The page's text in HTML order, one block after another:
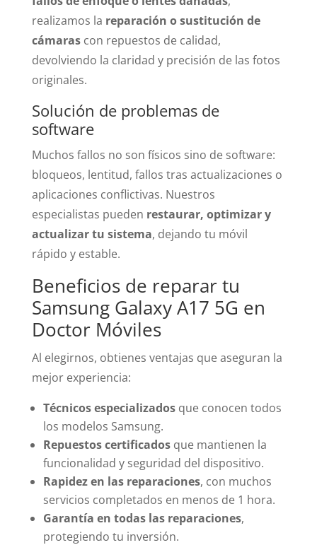
realizamos la reparación o sustitución de
cámarascon repuestos de calidad,
devolviendo la claridad y precisión de las fotos
originales.
Solución de problemas de
software
Muchos fallos no son físicos sino de software:
bloqueos, lentitud, fallos tras actualizaciones o
aplicaciones conflictivas. Nuestros
especialistas pueden restaurar, optimizar y
actualizar tu sistema, dejando tu móvil
rápido y estable.
Beneficios de reparar tu
Samsung Galaxy A17 5G en
Doctor Móviles
Al elegirnos, obtienes ventajas que aseguran la
mejor experiencia:
Técnicos especializadosque conocen todos
los modelos Samsung.
Repuestos certificadosque mantienen la
funcionalidad y seguridad del dispositivo.
Rapidez en las reparaciones, con muchos
servicios completados en menos de 1 hora.
Garantía en todas las reparaciones,
protegiendo tu inversión.